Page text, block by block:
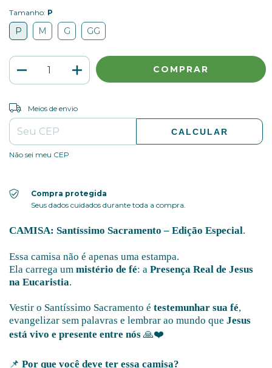
Tamanho: P
P M G GG
Entregas para o CEP:
Meios de envio
CALCULAR
Não sei meu CEP
Compra protegida
Seus dados cuidados durante toda a compra.
CAMISA: Santíssimo Sacramento – Edição Especial.
Essa camisa não é apenas uma estampa.
Ela carrega um mistério de fé: a Presença Real de Jesus
na Eucaristia.
Vestir o Santíssimo Sacramento é testemunhar sua fé,
evangelizar sem palavras e lembrar ao mundo que Jesus
está vivo e presente entre nós 🙏❤️
📌 Por que você deve ter essa camisa?